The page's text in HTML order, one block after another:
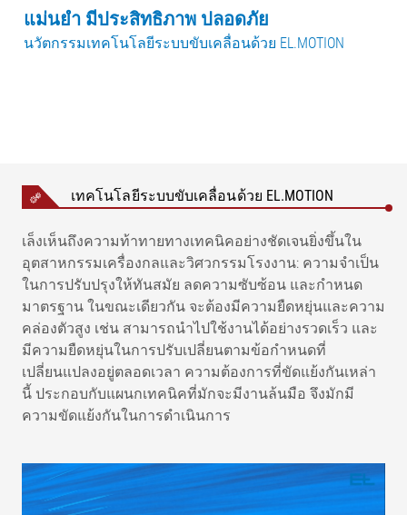
แม่นยำ มีประสิทธิภาพ ปลอดภัย
นวัตกรรมเทคโนโลยีระบบขับเคลื่อนด้วย EL.MOTION
เทคโนโลยีระบบขับเคลื่อนด้วย EL.MOTION
เล็งเห็นถึงความท้าทายทางเทคนิคอย่างชัดเจนยิ่งขึ้นใน
อุตสาหกรรมเครื่องกลและวิศวกรรมโรงงาน: ความจำเป็น
ในการปรับปรุงให้ทันสมัย ​​ลดความซับซ้อน และกำหนด
มาตรฐาน ในขณะเดียวกัน จะต้องมีความยืดหยุ่นและความ
คล่องตัวสูง เช่น สามารถนำไปใช้งานได้อย่างรวดเร็ว และ
มีความยืดหยุ่นในการปรับเปลี่ยนตามข้อกำหนดที่
เปลี่ยนแปลงอยู่ตลอดเวลา ความต้องการที่ขัดแย้งกันเหล่า
นี้ ประกอบกับแผนกเทคนิคที่มักจะมีงานล้นมือ จึงมักมี
ความขัดแย้งกันในการดำเนินการ